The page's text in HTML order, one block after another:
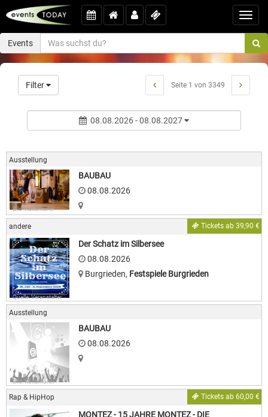
Events
Filter Seite 1 von 3349
08.08.2026 - 08.08.2027
Ausstellung
Bild: Kulturkurier
BAUBAU
08.08.2026
andere Tickets ab 39,90 €
Quelle: Veranstalter
Der Schatz im Silbersee
08.08.2026
Burgrieden, Festspiele Burgrieden
Ausstellung
Bild: Kulturkurier
BAUBAU
08.08.2026
Rap & HipHop Tickets ab 60,00 €
MONTEZ - 15 JAHRE MONTEZ - DIE